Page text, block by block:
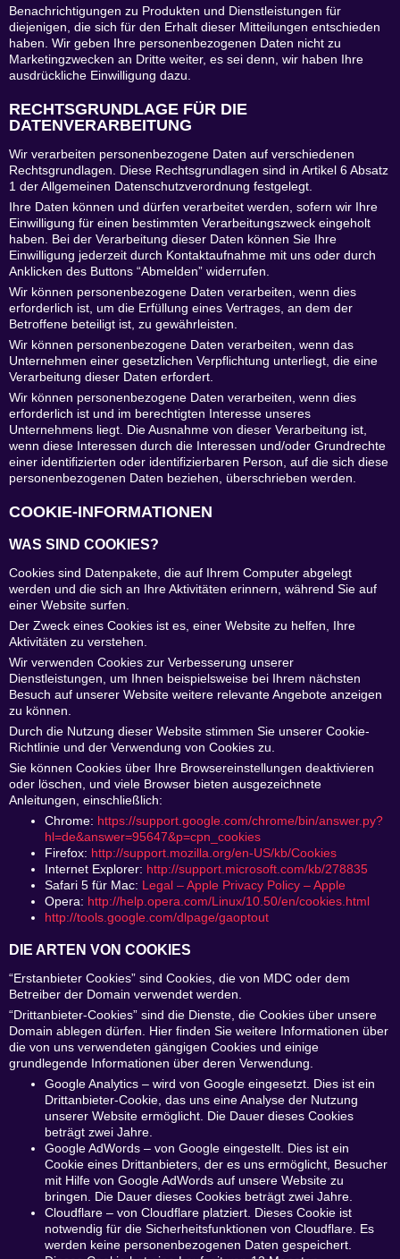
Benachrichtigungen zu Produkten und Dienstleistungen für
diejenigen, die sich für den Erhalt dieser Mitteilungen entschieden
haben. Wir geben Ihre personenbezogenen Daten nicht zu
Marketingzwecken an Dritte weiter, es sei denn, wir haben Ihre
ausdrückliche Einwilligung dazu.
RECHTSGRUNDLAGE FÜR DIE
DATENVERARBEITUNG
Wir verarbeiten personenbezogene Daten auf verschiedenen
Rechtsgrundlagen. Diese Rechtsgrundlagen sind in Artikel 6 Absatz
1 der Allgemeinen Datenschutzverordnung festgelegt.
Ihre Daten können und dürfen verarbeitet werden, sofern wir Ihre
Einwilligung für einen bestimmten Verarbeitungszweck eingeholt
haben. Bei der Verarbeitung dieser Daten können Sie Ihre
Einwilligung jederzeit durch Kontaktaufnahme mit uns oder durch
Anklicken des Buttons “Abmelden” widerrufen.
Wir können personenbezogene Daten verarbeiten, wenn dies
erforderlich ist, um die Erfüllung eines Vertrages, an dem der
Betroffene beteiligt ist, zu gewährleisten.
Wir können personenbezogene Daten verarbeiten, wenn das
Unternehmen einer gesetzlichen Verpflichtung unterliegt, die eine
Verarbeitung dieser Daten erfordert.
Wir können personenbezogene Daten verarbeiten, wenn dies
erforderlich ist und im berechtigten Interesse unseres
Unternehmens liegt. Die Ausnahme von dieser Verarbeitung ist,
wenn diese Interessen durch die Interessen und/oder Grundrechte
einer identifizierten oder identifizierbaren Person, auf die sich diese
personenbezogenen Daten beziehen, überschrieben werden.
COOKIE-INFORMATIONEN
WAS SIND COOKIES?
Cookies sind Datenpakete, die auf Ihrem Computer abgelegt
werden und die sich an Ihre Aktivitäten erinnern, während Sie auf
einer Website surfen.
Der Zweck eines Cookies ist es, einer Website zu helfen, Ihre
Aktivitäten zu verstehen.
Wir verwenden Cookies zur Verbesserung unserer
Dienstleistungen, um Ihnen beispielsweise bei Ihrem nächsten
Besuch auf unserer Website weitere relevante Angebote anzeigen
zu können.
Durch die Nutzung dieser Website stimmen Sie unserer Cookie-
Richtlinie und der Verwendung von Cookies zu.
Sie können Cookies über Ihre Browsereinstellungen deaktivieren
oder löschen, und viele Browser bieten ausgezeichnete
Anleitungen, einschließlich:
Chrome: https://support.google.com/chrome/bin/answer.py?
hl=de&answer=95647&p=cpn_cookies
Firefox: http://support.mozilla.org/en-US/kb/Cookies
Internet Explorer: http://support.microsoft.com/kb/278835
Safari 5 für Mac: Legal – Apple Privacy Policy – Apple
Opera: http://help.opera.com/Linux/10.50/en/cookies.html
http://tools.google.com/dlpage/gaoptout
DIE ARTEN VON COOKIES
“Erstanbieter Cookies” sind Cookies, die von MDC oder dem
Betreiber der Domain verwendet werden.
“Drittanbieter-Cookies” sind die Dienste, die Cookies über unsere
Domain ablegen dürfen. Hier finden Sie weitere Informationen über
die von uns verwendeten gängigen Cookies und einige
grundlegende Informationen über deren Verwendung.
Google Analytics – wird von Google eingesetzt. Dies ist ein
Drittanbieter-Cookie, das uns eine Analyse der Nutzung
unserer Website ermöglicht. Die Dauer dieses Cookies
beträgt zwei Jahre.
Google AdWords – von Google eingestellt. Dies ist ein
Cookie eines Drittanbieters, der es uns ermöglicht, Besucher
mit Hilfe von Google AdWords auf unsere Website zu
bringen. Die Dauer dieses Cookies beträgt zwei Jahre.
Cloudflare – von Cloudflare platziert. Dieses Cookie ist
notwendig für die Sicherheitsfunktionen von Cloudflare. Es
werden keine personenbezogenen Daten gespeichert.